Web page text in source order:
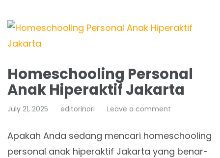
Homeschooling Personal
Anak Hiperaktif Jakarta
July 21, 2025 editorinori Leave a comment
Apakah Anda sedang mencari homeschooling
personal anak hiperaktif Jakarta yang benar-